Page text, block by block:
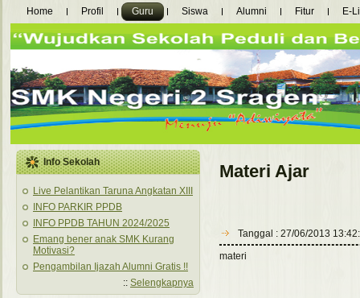
Home Profil Guru Siswa Alumni Fitur E-
Info Sekolah
Live Pelantikan Taruna Angkatan XIII
INFO PARKIR PPDB
INFO PPDB TAHUN 2024/2025
Emang bener anak SMK Kurang
Motivasi?
Pengambilan Ijazah Alumni Gratis !!
:: Selengkapnya
Materi Ajar
Tanggal : 27/06/2013
materi